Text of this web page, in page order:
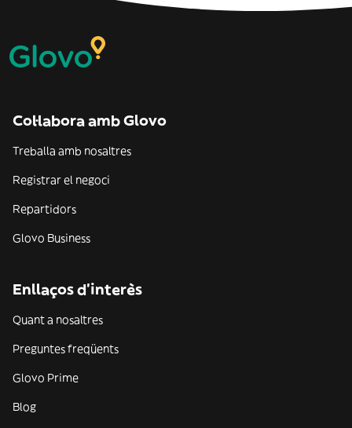
Col·labora amb Glovo
Treballa amb nosaltres
Registrar el negoci
Repartidors
Glovo Business
Enllaços d'interès
Quant a nosaltres
Preguntes freqüents
Glovo Prime
Blog